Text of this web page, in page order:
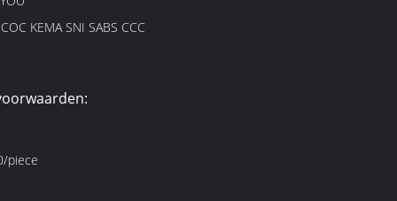
KEMA SNI SABS CCC
piece